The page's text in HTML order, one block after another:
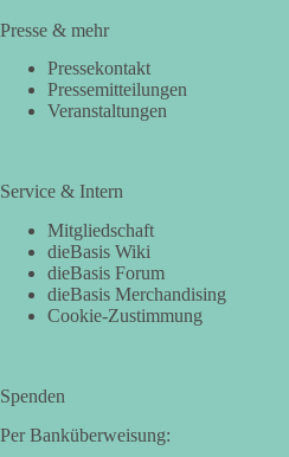
Presse & mehr
Pressekontakt
Pressemitteilungen
Veranstaltungen
Service & Intern
Mitgliedschaft
dieBasis Wiki
dieBasis Forum
dieBasis Merchandising
Cookie-Zustimmung
Spenden
Per Banküberweisung: